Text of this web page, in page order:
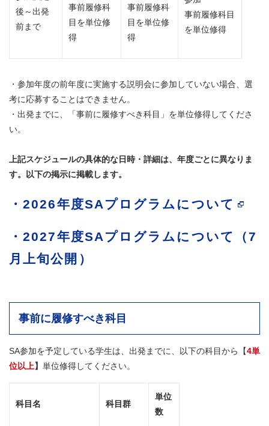
後～出発
前まで
事前履修科
目を単位修
得
事前履修科
目を単位修
得
事前履修科目
を単位修得
・参加年度の前年度に実施する説明会に参加していない場合、選
考に応募することはできません。
・出発までに、「事前に履修すべき科目」を単位修得してくださ
い。
上記スケジュールの具体的な日時・詳細は、年度ごとに異なりま
す。以下の掲示に掲載します。
・ 2026年度SAプログラムについて
・2027年度SAプログラムについて（7
月上旬公開）
事前に履修すべき科目
SA参加を予定している学生は、出発までに、以下の科目から【4単
位以上】 単位修得してください。
科目名 科目群
単位
数